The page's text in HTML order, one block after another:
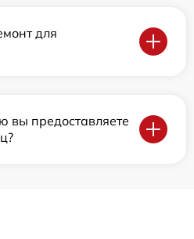
для
вы предоставляете